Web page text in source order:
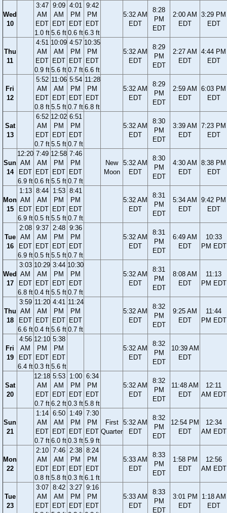
Wed
10
3:47
AM
EDT
1.0 ft
9:09
AM
EDT
5.6 ft
4:01
PM
EDT
0.6 ft
9:42
PM
EDT
6.3 ft
5:32 AM
EDT
8:28
PM
EDT
2:00 AM
EDT
3:29 PM
EDT
Thu
11
4:51
AM
EDT
0.9 ft
10:09
AM
EDT
5.6 ft
4:57
PM
EDT
0.7 ft
10:35
PM
EDT
6.6 ft
5:32 AM
EDT
8:29
PM
EDT
2:27 AM
EDT
4:44 PM
EDT
Fri
12
5:52
AM
EDT
0.8 ft
11:06
AM
EDT
5.5 ft
5:54
PM
EDT
0.7 ft
11:28
PM
EDT
6.8 ft
5:32 AM
EDT
8:29
PM
EDT
2:59 AM
EDT
6:03 PM
EDT
Sat
13
6:52
AM
EDT
0.7 ft
12:02
PM
EDT
5.5 ft
6:51
PM
EDT
0.7 ft
5:32 AM
EDT
8:30
PM
EDT
3:39 AM
EDT
7:23 PM
EDT
Sun
14
12:20
AM
EDT
6.9 ft
7:49
AM
EDT
0.6 ft
12:58
PM
EDT
5.5 ft
7:46
PM
EDT
0.7 ft
New
Moon
5:32 AM
EDT
8:30
PM
EDT
4:30 AM
EDT
8:38 PM
EDT
Mon
15
1:13
AM
EDT
6.9 ft
8:44
AM
EDT
0.5 ft
1:53
PM
EDT
5.5 ft
8:41
PM
EDT
0.7 ft
5:32 AM
EDT
8:31
PM
EDT
5:34 AM
EDT
9:42 PM
EDT
Tue
16
2:08
AM
EDT
6.9 ft
9:37
AM
EDT
0.5 ft
2:48
PM
EDT
5.5 ft
9:36
PM
EDT
0.7 ft
5:32 AM
EDT
8:31
PM
EDT
6:49 AM
EDT
10:33
PM EDT
Wed
17
3:03
AM
EDT
6.8 ft
10:29
AM
EDT
0.4 ft
3:44
PM
EDT
5.5 ft
10:30
PM
EDT
0.7 ft
5:32 AM
EDT
8:31
PM
EDT
8:08 AM
EDT
11:13
PM EDT
Thu
18
3:59
AM
EDT
6.6 ft
11:20
AM
EDT
0.4 ft
4:41
PM
EDT
5.6 ft
11:24
PM
EDT
0.7 ft
5:32 AM
EDT
8:32
PM
EDT
9:25 AM
EDT
11:44
PM EDT
Fri
19
4:56
AM
EDT
6.4 ft
12:10
PM
EDT
0.3 ft
5:38
PM
EDT
5.6 ft
5:32 AM
EDT
8:32
PM
EDT
10:39 AM
EDT
Sat
20
12:18
AM
EDT
0.7 ft
5:53
AM
EDT
6.2 ft
1:00
PM
EDT
0.3 ft
6:34
PM
EDT
5.8 ft
5:32 AM
EDT
8:32
PM
EDT
11:48 AM
EDT
12:11
AM EDT
Sun
21
1:14
AM
EDT
0.7 ft
6:50
AM
EDT
6.0 ft
1:49
PM
EDT
0.3 ft
7:30
PM
EDT
5.9 ft
First
Quarter
5:32 AM
EDT
8:32
PM
EDT
12:54 PM
EDT
12:34
AM EDT
Mon
22
2:10
AM
EDT
0.8 ft
7:46
AM
EDT
5.8 ft
2:38
PM
EDT
0.3 ft
8:24
PM
EDT
6.1 ft
5:33 AM
EDT
8:33
PM
EDT
1:58 PM
EDT
12:56
AM EDT
Tue
23
3:07
AM
EDT
8:42
AM
EDT
3:27
PM
EDT
9:16
PM
EDT
5:33 AM
EDT
8:33
PM
EDT
3:01 PM
EDT
1:18 AM
EDT